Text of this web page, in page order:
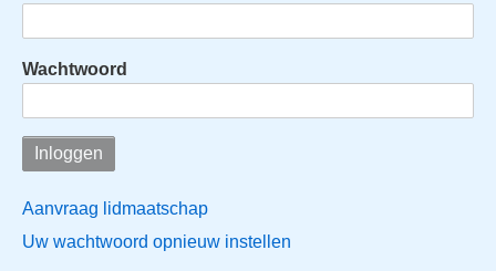
Wachtwoord
Aanvraag lidmaatschap
Uw wachtwoord opnieuw instellen